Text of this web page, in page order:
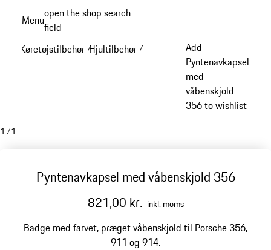
Menuopen the shop search
field
Køretøjstilbehør /Hjultilbehør /
Add
Pyntenavkapsel
med
våbenskjold
356 to wishlist
1 /1
Pyntenavkapsel med våbenskjold 356
821,00 kr. inkl. moms
Badge med farvet, præget våbenskjold til Porsche 356,
911 og 914.